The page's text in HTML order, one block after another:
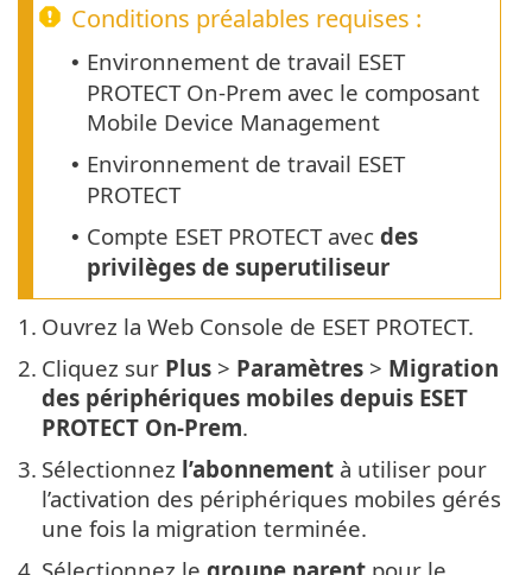
Conditions préalables requises :
• Environnement de travail ESET
PROTECT On-Prem avec le composant
Mobile Device Management
• Environnement de travail ESET
PROTECT
• Compte ESET PROTECT avec des
privilèges de superutiliseur
1. Ouvrez la Web Console de ESET PROTECT.
2. Cliquez sur Plus > Paramètres > Migration
des périphériques mobiles depuis ESET
PROTECT On-Prem.
3. Sélectionnez l’abonnement à utiliser pour
l’activation des périphériques mobiles gérés
une fois la migration terminée.